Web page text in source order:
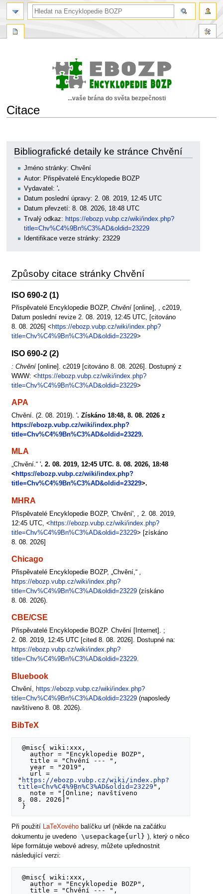
...vaše brána do světa bezpečnosti
Citace
navigaci
vyhledávání
Bibliografické detaily ke stránce Chvění
Jméno stránky: Chvění
Autor: Přispěvatelé Encyklopedie BOZP
Vydavatel: '.
Datum poslední úpravy: 2. 08. 2019, 12:45 UTC
Datum převzetí: 8. 08. 2026, 18:48 UTC
Trvalý odkaz: https://ebozp.vubp.cz/wiki/index.php?
title=Chv%C4%9Bn%C3%AD&oldid=23229
Identifikace verze stránky: 23229
Způsoby citace stránky Chvění
ISO 690-2 (1)
Přispěvatelé Encyklopedie BOZP, Chvění[online], , c2019,
Datum poslední revize 2. 08. 2019, 12:45 UTC, [citováno
8. 08. 2026] < https://ebozp.vubp.cz/wiki/index.php?
title=Chv%C4%9Bn%C3%AD&oldid=23229>
ISO 690-2 (2)
: Chvění[online]. c2019 [citováno 8. 08. 2026]. Dostupný z
WWW: < https://ebozp.vubp.cz/wiki/index.php?
title=Chv%C4%9Bn%C3%AD&oldid=23229>
APA
Chvění. (2. 08. 2019). '. Získáno 18:48, 8. 08. 2026 z
https://ebozp.vubp.cz/wiki/index.php?
title=Chv%C4%9Bn%C3%AD&oldid=23229.
MLA
„Chvění.“ '. 2. 08. 2019, 12:45 UTC. 8. 08. 2026, 18:48
< https://ebozp.vubp.cz/wiki/index.php?
title=Chv%C4%9Bn%C3%AD&oldid=23229>.
MHRA
Přispěvatelé Encyklopedie BOZP, 'Chvění',
2. 08. 2019,
12:45 UTC, < https://ebozp.vubp.cz/wiki/index.php?
title=Chv%C4%9Bn%C3%AD&oldid=23229> [získáno
8. 08. 2026]
Chicago
Přispěvatelé Encyklopedie BOZP, „Chvění,“ ,
https://ebozp.vubp.cz/wiki/index.php?
title=Chv%C4%9Bn%C3%AD&oldid=23229(získáno
8. 08. 2026).
CBE/CSE
Přispěvatelé Encyklopedie BOZP. Chvění [Internet]. ;
2. 08. 2019, 12:45 UTC [cited 8. 08. 2026]. Dostupné na:
https://ebozp.vubp.cz/wiki/index.php?
title=Chv%C4%9Bn%C3%AD&oldid=23229.
Bluebook
Chvění, https://ebozp.vubp.cz/wiki/index.php?
title=Chv%C4%9Bn%C3%AD&oldid=23229(naposledy
navštíveno 8. 08. 2026).
BibTeX
@misc{ wiki:xxx,
   title = "Chvění --- ",
   year = "2019",
" https://ebozp.vubp.cz/wiki/index.php?
title=Chv%C4%9Bn%C3%AD&oldid=23229 ",
8. 08. 2026]"
Při použití LaTeXovéhobalíčku url (někde na začátku
dokumentu je uvedeno
\usepackage{url} ), který o něco
lépe formátuje webové adresy, můžete upřednostnit
následující verzi:
@misc{ wiki:xxx,
   title = "Chvění --- ",